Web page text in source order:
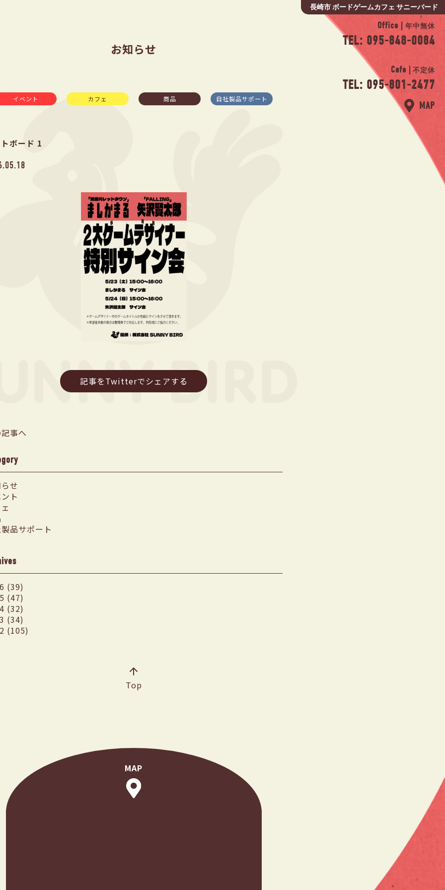
長崎市 ボードゲームカフェ サニーバード
Office | 年中無休
TEL: 095-848-0084
Cafe | 不定休
TEL: 095-801-2477
MAP
お知らせ
イベント カフェ 商品 自社製品サポート
ボード 1
記事をTwitterでシェアする
事へ
せ
ト
品サポート
(39)
(47)
(32)
(34)
(105)
Top
MAP